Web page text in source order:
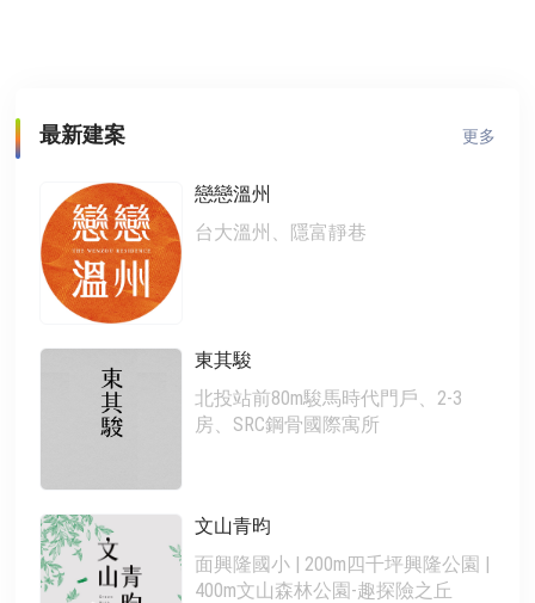
最新建案 更多
戀戀溫州
台大溫州、隱富靜巷
東其駿
北投站前80m駿馬時代門戶、2-3
房、SRC鋼骨國際寓所
文山青昀
面興隆國小 | 200m四千坪興隆公園 |
400m文山森林公園-趣探險之丘